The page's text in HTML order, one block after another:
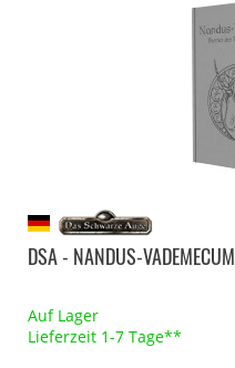
DSA - NANDUS-VADEMECUM
Auf Lager
Lieferzeit 1-7 Tage**